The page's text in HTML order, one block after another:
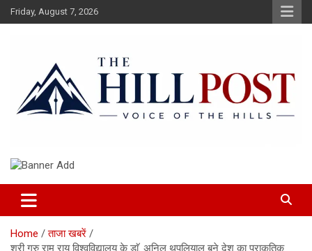
Skip
to
Friday, August 7, 2026
The Hillpost
Home
ताजा खबरें
श्री गुरु राम राय विश्वविद्यालय के डाॅ. अनिल थपलियाल बने देश का प्राकृतिक